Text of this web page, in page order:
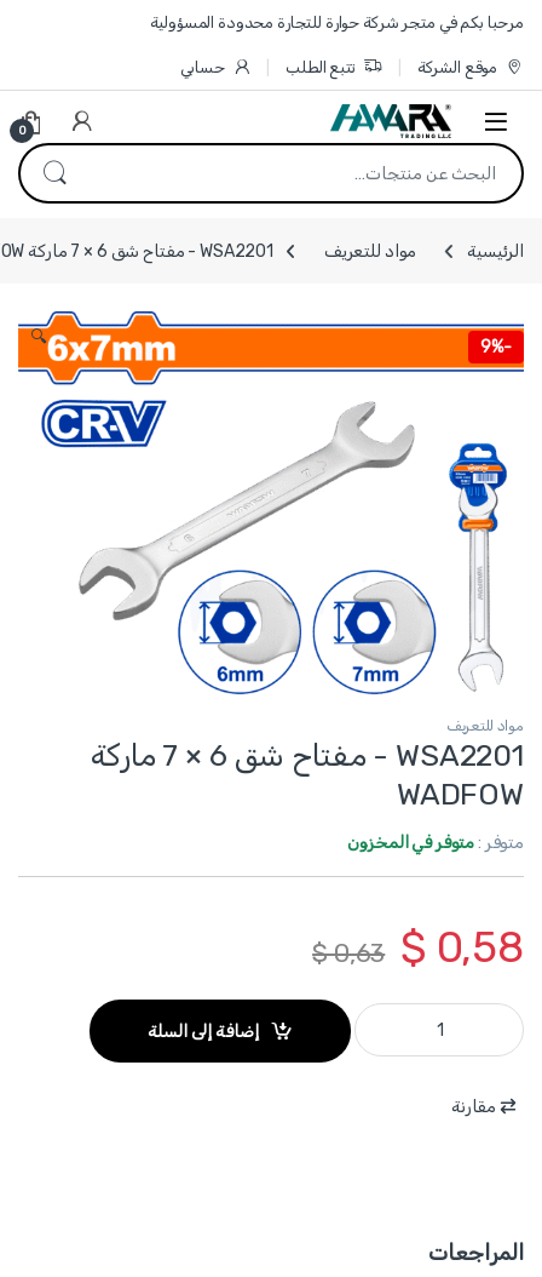
Skip to navigation
Skip to content
مرحبا بكم في متجر شركة حوارة للتجارة محدودة المسؤولية
موقع الشركة تتبع الطلب حسابي
0
البحث عن:
الرئيسية مواد للتعريف WSA2201 - مفتاح شق 6 × 7 ماركة WADFOW
-
9%
🔍
مواد للتعريف
WSA2201 - مفتاح شق 6 × 7 ماركة
WADFOW
متوفر :متوفر في المخزون
$ 0,58
$0,63
WSA2201 - مفتاح شق 6 × 7 ماركة WADFOW quantity
إضافة إلى السلة
مقارنة
المراجعات